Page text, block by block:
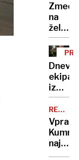
Zmeda
na
Kako
naj
potniki
pridejo
do
ekipa
iz
si
želijo
le
CEN